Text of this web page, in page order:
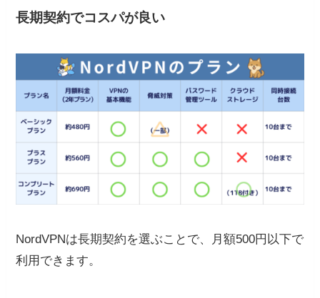
長期契約でコスパが良い
NordVPNは長期契約を選ぶことで、月額500円以下で
利用できます。